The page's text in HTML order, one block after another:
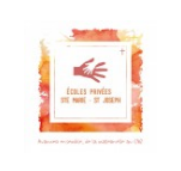
contenu